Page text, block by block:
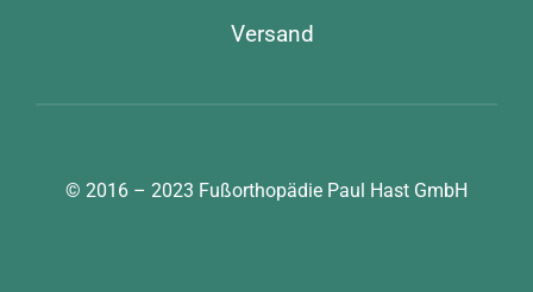
Versand
© 2016 – 2023 Fußorthopädie Paul Hast GmbH